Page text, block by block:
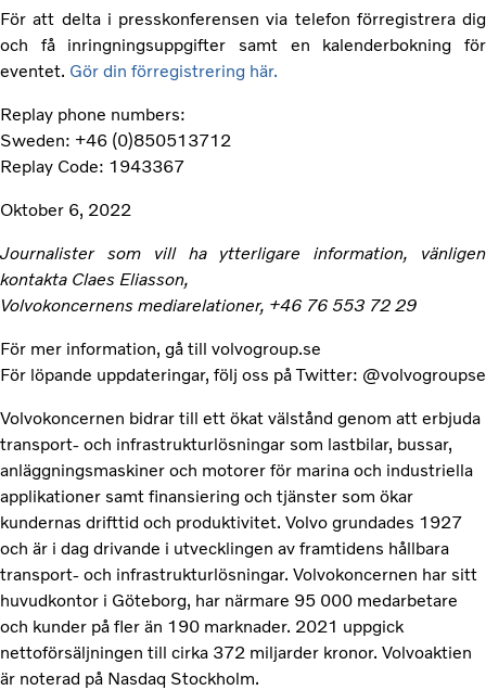
För att delta i presskonferensen via telefon förregistrera dig
och få inringningsuppgifter samt en kalenderbokning för
eventet. Gör din förregistrering här.
Replay phone numbers:
Sweden: +46 (0)850513712
Replay Code: 1943367
Oktober 6, 2022
Journalister som vill ha ytterligare information, vänligen
kontakta Claes Eliasson,
Volvokoncernens mediarelationer, +46 76 553 72 29
För mer information, gå till volvogroup.se
För löpande uppdateringar, följ oss på Twitter: @volvogroupse
Volvokoncernen bidrar till ett ökat välstånd genom att erbjuda
transport- och infrastrukturlösningar som lastbilar, bussar,
anläggningsmaskiner och motorer för marina och industriella
applikationer samt finansiering och tjänster som ökar
kundernas drifttid och produktivitet. Volvo grundades 1927
och är i dag drivande i utvecklingen av framtidens hållbara
transport- och infrastrukturlösningar. Volvokoncernen har sitt
huvudkontor i Göteborg, har närmare 95 000 medarbetare
och kunder på fler än 190 marknader. 2021 uppgick
nettoförsäljningen till cirka 372 miljarder kronor. Volvoaktien
är noterad på Nasdaq Stockholm.